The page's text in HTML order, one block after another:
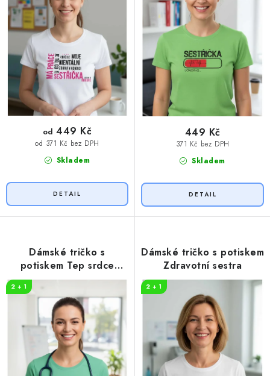
Skladem
od 371 Kč bez DPH
od 449 Kč
Skladem
371 Kč bez DPH
449 Kč
Dámské tričko s
potiskem Tep srdce
zdravotnictví
2 + 1
Dámské tričko s potiskem
Zdravotní sestra
2 + 1